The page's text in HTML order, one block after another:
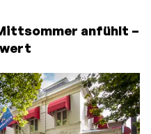
anfühlt –